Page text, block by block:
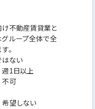
不動産賃貸業と
ループ全体で全
。
ない
1日以上
不可
望しない